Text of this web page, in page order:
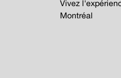
Vivez
Montréal